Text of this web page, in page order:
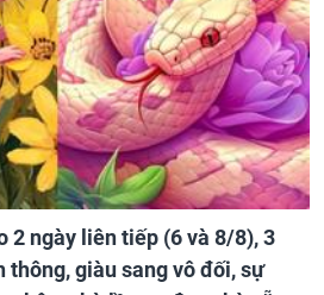
2 ngày liên tiếp (6 và 8/8), 3
thông, giàu sang vô đối, sự